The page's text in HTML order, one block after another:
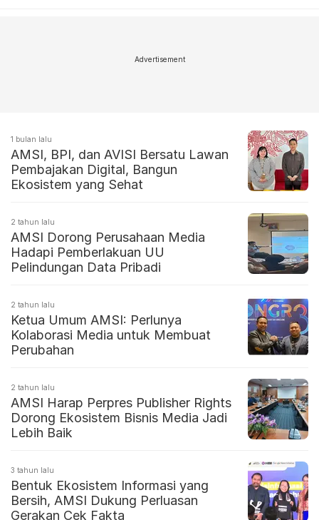
Advertisement
1 bulan lalu
AMSI, BPI, dan AVISI Bersatu Lawan
Pembajakan Digital, Bangun
Ekosistem yang Sehat
2 tahun lalu
AMSI Dorong Perusahaan Media
Hadapi Pemberlakuan UU
Pelindungan Data Pribadi
2 tahun lalu
Ketua Umum AMSI: Perlunya
Kolaborasi Media untuk Membuat
Perubahan
2 tahun lalu
AMSI Harap Perpres Publisher Rights
Dorong Ekosistem Bisnis Media Jadi
Lebih Baik
3 tahun lalu
Bentuk Ekosistem Informasi yang
Bersih, AMSI Dukung Perluasan
Gerakan Cek Fakta